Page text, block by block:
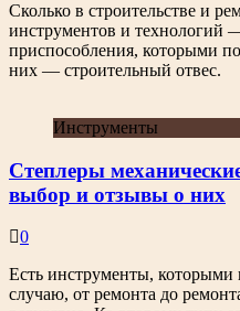
Сколько в строительстве и
инструментов и технологий
приспособления, которыми
них — строительный отвес.
Инструменты
Степлеры
выбор и отзывы о них
0
Есть инструменты, которыми
случаю, от ремонта до